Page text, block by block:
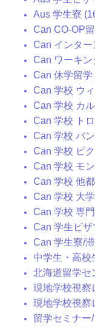
Aus 学生寮
Can CO-OP
Can インタ
Can ワーキ
Can 休学留学
Can 学校 ウ
Can 学校 カ
Can 学校 ト
Can 学校 バ
Can 学校 ビ
Can 学校 モ
Can 学校 他
Can 学校 大
Can 学校 専
Can 学生ビ
Can 学生寮/
中学生・高校
北海道留学セ
現地学校視察
現地学校視察
留学セミナー